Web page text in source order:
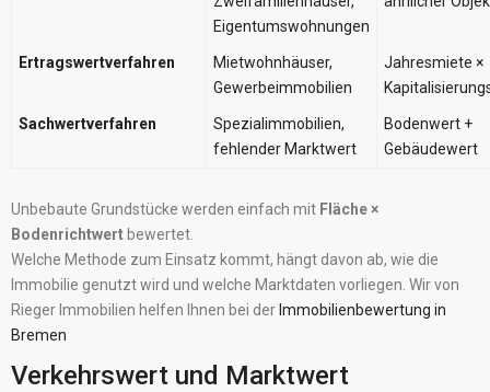
Eigentumswohnungen
Ertragswertverfahren
Mietwohnhäuser,
Gewerbeimmobilien
Jahresmiete ×
Sachwertverfahren
Spezialimmobilien,
fehlender Marktwert
Bodenwert +
Gebäudewert
Unbebaute Grundstücke werden einfach mit Fläche ×
Bodenrichtwertbewertet.
Welche Methode zum Einsatz kommt, hängt davon ab, wie die
Immobilie genutzt wird und welche Marktdaten vorliegen. Wir von
Rieger Immobilien helfen Ihnen bei derImmobilienbewertung in
Bremen
Verkehrswert und Marktwert